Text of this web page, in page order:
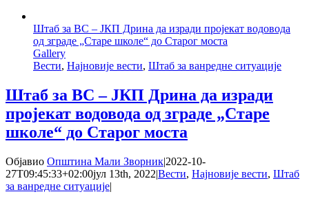
ВС
–
управа
изради
пројекат
базена
за
воду
насељу
Виле
Штаб за ВС – ЈКП Дрина да изради пројекат водовода
од зграде „Старе школе“ до Старог моста
Gallery
Вести, Најновије вести, Штаб за ванредне ситуације
Штаб за ВС – ЈКП Дрина да изради
пројекат водовода од зграде „Старе
школе“ до Старог моста
Објавио Општина Мали Зворник|2022-10-
27T09:45:33+02:00јул 13th, 2022|Вести, Најновије вести, Штаб
за ванредне ситуације|